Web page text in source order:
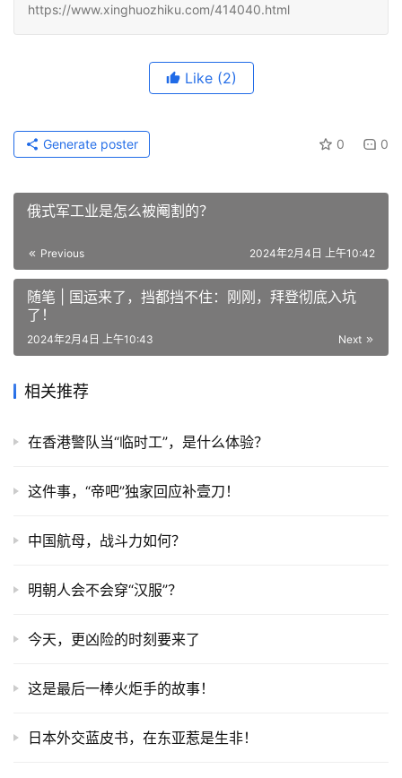
https://www.xinghuozhiku.com/414040.html
Like (2)
0 0
Generate poster
俄式军工业是怎么被阉割的？
Previous 2024年2月4日 上午10:42
随笔 | 国运来了，挡都挡不住：刚刚，拜登彻底入坑
了！
Next
2024年2月4日 上午10:43
相关推荐
在香港警队当“临时工”，是什么体验？
这件事，“帝吧”独家回应补壹刀！
中国航母，战斗力如何？
明朝人会不会穿“汉服”？
今天，更凶险的时刻要来了
这是最后一棒火炬手的故事！
日本外交蓝皮书，在东亚惹是生非！